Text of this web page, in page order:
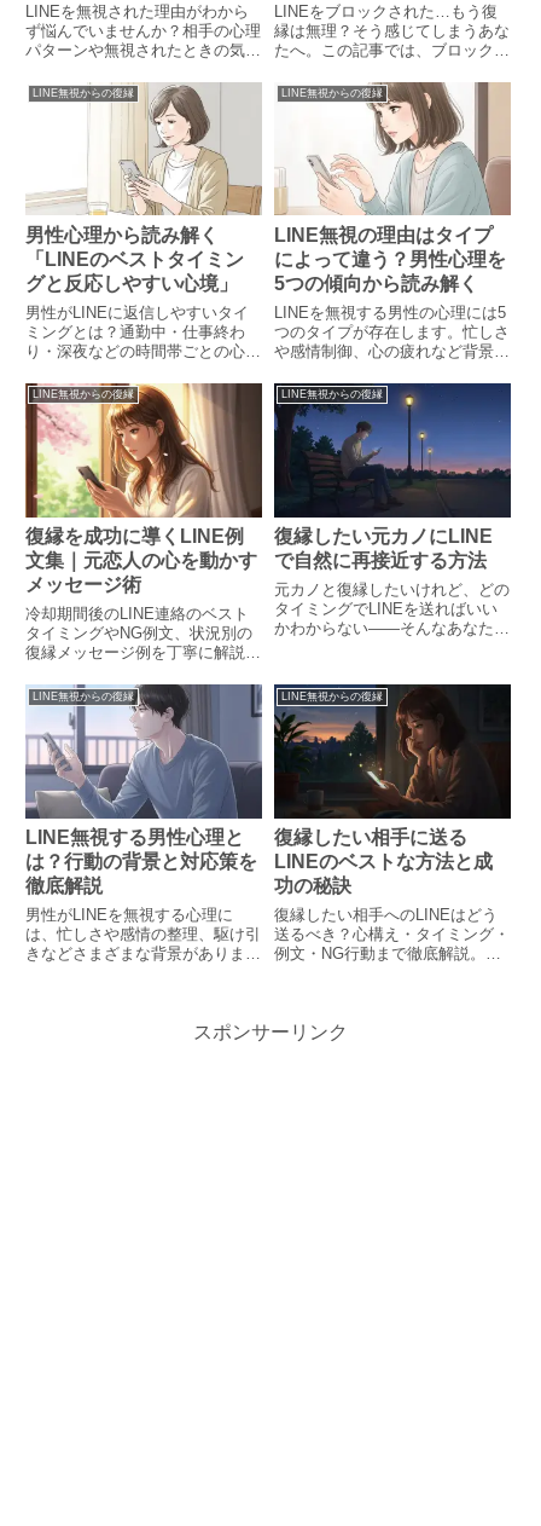
LINEを無視された理由がわから
ず悩んでいませんか？相手の心理
パターンや無視されたときの気持
で丁寧に解説します。
LINEをブロックされた…もう復
縁は無理？そう感じてしまうあな
たへ。この記事では、ブロックの
再アプローチの方法まで丁寧に解
説。復縁を叶えるための具体的な
ステップを紹介します。
LINE無視からの復縁
男性心理から読み解く
「LINEのベストタイミン
グと反応しやすい心境」
男性がLINEに返信しやすいタイ
ミングとは？通勤中・仕事終わ
り・深夜などの時間帯ごとの心理
された本音を徹底解説します。好
印象を与えるコツとNGタイミン
グも紹介。
LINE無視からの復縁
LINE無視の理由はタイプ
によって違う？男性心理を
5つの傾向から読み解く
LINEを無視する男性の心理には5
つのタイプが存在します。忙しさ
や感情制御、心の疲れなど背景は
特徴と対処法を解説し、あなたの
不安を和らげます。
LINE無視からの復縁
復縁を成功に導くLINE例
文集｜元恋人の心を動かす
メッセージ術
冷却期間後のLINE連絡のベスト
タイミングやNG例文、状況別の
復縁メッセージ例を丁寧に解説。
法も紹介し、LINEで自然に距離
を縮めるヒントを網羅。
LINE無視からの復縁
復縁したい元カノにLINE
で自然に再接近する方法
元カノと復縁したいけれど、どの
タイミングでLINEを送ればいい
かわからない――そんなあなた
メッセージ例まで、相手の心に届
く連絡方法を丁寧に解説します。
LINE無視からの復縁
LINE無視する男性心理と
は？行動の背景と対応策を
徹底解説
男性がLINEを無視する心理に
は、忙しさや感情の整理、駆け引
きなどさまざまな背景がありま
LINE無視からの復縁
復縁したい相手に送る
LINEのベストな方法と成
功の秘訣
復縁したい相手へのLINEはどう
送るべき？心構え・タイミング・
例文・NG行動まで徹底解説。誠
スポンサーリンク